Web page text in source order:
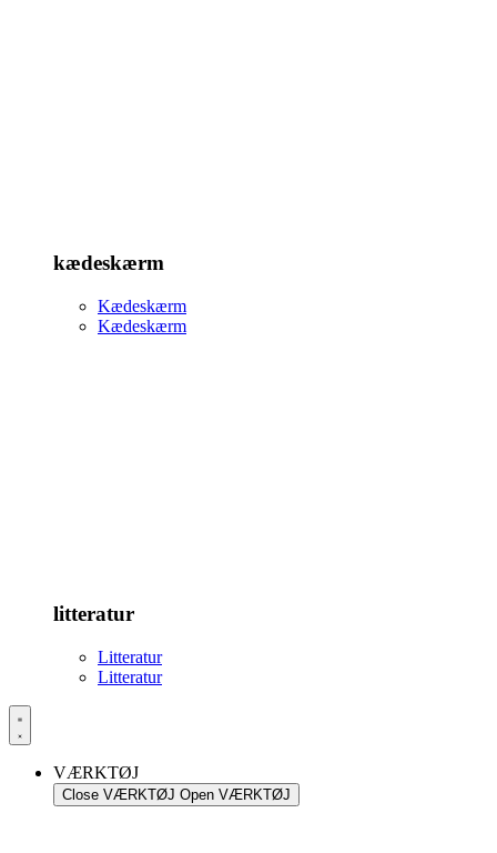
kædeskærm
Kædeskærm
Kædeskærm
litteratur
Litteratur
Litteratur
VÆRKTØJ
Close VÆRKTØJ Open VÆRKTØJ